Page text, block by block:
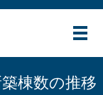
メ
棟数の推移